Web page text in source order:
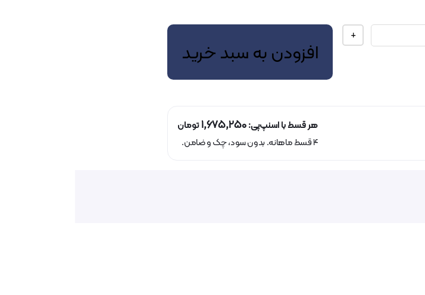
+
افزودن به سبد خرید
هر قسط با اسنپ‌پی:1,675,250تومان
۴ قسط ماهانه. بدون سود، چک و ضامن.